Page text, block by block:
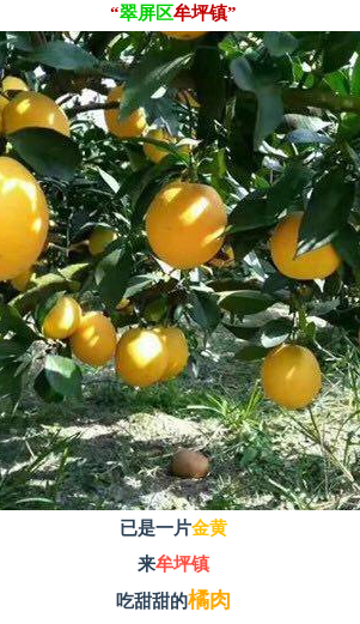
“翠屏区牟坪镇”
已是一片金黄
来牟坪镇
吃甜甜的橘肉